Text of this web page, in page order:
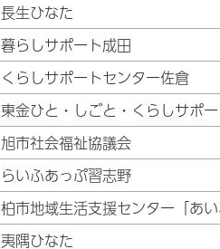
長生ひなた
暮らしサポート成田
くらしサポートセンター佐倉
東金ひと・しごと・くらしサポ
旭市社会福祉協議会
らいふあっぷ習志野
柏市地域生活支援センター「あい
夷隅ひなた